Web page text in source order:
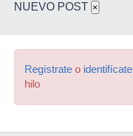
NUEVO POST ×
Regístrate o identifícate
hilo